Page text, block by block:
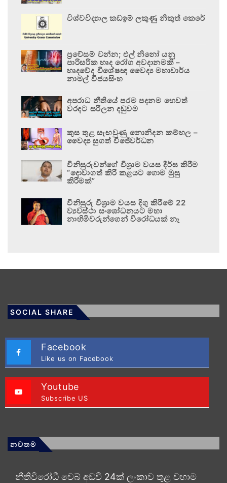
විශ්වවිද්‍යාල කඩඉම් ලකුණු නිකුත් කෙරේ
ප්‍රවේසම් වන්න; එල් නිනෝ යනු
පාරිසරික හෘද රෝග අවදානමකි –
හෘදවේද විශේෂඥ වෛද්‍ය මහාචාර්ය
නාමල් විජයසිංහ
අපරාධ නීතියේ පරම පදනම හෙවත්
වරදට සරිලන දඬුවම
කුස තුළ සැඟවුණු නොනිදන කම්හල –
වෛද්‍ය සුගත් විජේවර්ධන
විනිසුරුවන්ගේ විශ්‍රාම වයස දීර්ඝ කිරීම
“දොවාගත් කිරි කළයට ගොම මුසු
කිරීමක්”
විනිසුරු විශ්‍රාම වයස දිගු කිරීමේ 22
ව්‍යවස්ථා සංශෝධනයට මහා
නාහිමිවරුන්ගෙන් විරෝධයක් නෑ
SOCIAL SHARE
Facebook
Like us on Facebook
Youtube
Subscribe US
නවතම
නීතිවිරෝධී වෙබ් අඩවි 24ක් ලංකාව තුළ වහාම